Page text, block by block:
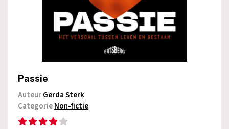
Passie
AuteurGerda Sterk
CategorieNon-fictie